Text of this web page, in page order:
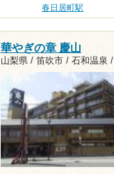
春日居町駅
華やぎの章 慶山
山梨県 / 笛吹市 / 石和温泉 /